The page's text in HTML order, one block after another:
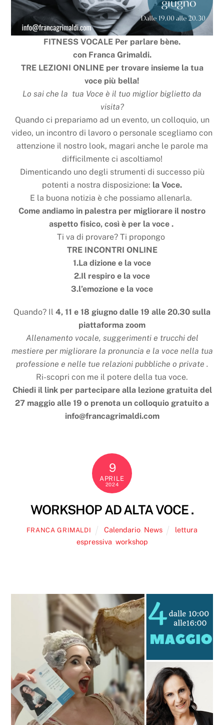
FITNESS VOCALE Per parlare bène.
con Franca Grimaldi.
TRE LEZIONI ONLINE per trovare insieme la tua
voce più bella!
Lo sai che la tua Voce è il tuo miglior biglietto da
visita?
Quando ci prepariamo ad un evento, un colloquio, un
video, un incontro di lavoro o personale scegliamo con
attenzione il nostro look, magari anche le parole ma
difficilmente ci ascoltiamo!
Dimenticando uno degli strumenti di successo più
potenti a nostra disposizione: la Voce.
E la buona notizia è che possiamo allenarla.
Come andiamo in palestra per migliorare il nostro
aspetto fisico, così è per la voce .
Ti va di provare? Ti propongo
TRE INCONTRI ONLINE
1.La dizione e la voce
2.Il respiro e la voce
3.l’emozione e la voce
Quando? Il 4, 11 e 18 giugno dalle 19 alle 20.30 sulla
piattaforma zoom
Allenamento vocale, suggerimenti e trucchi del
mestiere per migliorare la pronuncia e la voce nella tua
professione e nelle tue relazioni pubbliche o private .
Ri-scopri con me il potere della tua voce.
Chiedi il link per partecipare alla lezione gratuita del
27 maggio alle 19 o prenota un colloquio gratuito a
info@francagrimaldi.com
9
APRILE
2024
WORKSHOP AD ALTA VOCE .
FRANCA GRIMALDI Calendario, News
lettura
espressiva workshop